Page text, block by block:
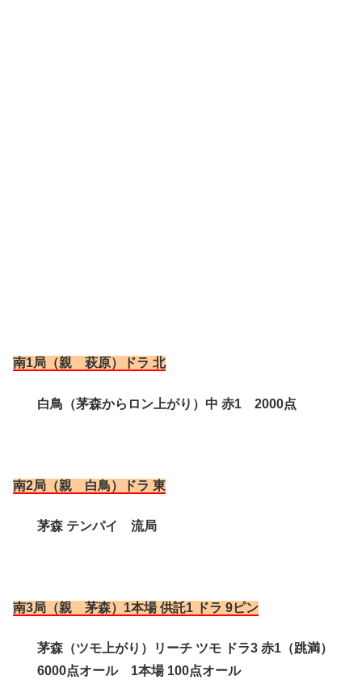
南1局（親 萩原）ドラ 北
白鳥（茅森からロン上がり）中 赤1 2000点
南2局（親 白鳥）ドラ 東
茅森 テンパイ 流局
南3局（親 茅森）1本場 供託1 ドラ 9ピン
茅森（ツモ上がり）リーチ ツモ ドラ3 赤1（跳満）
6000点オール 1本場 100点オール